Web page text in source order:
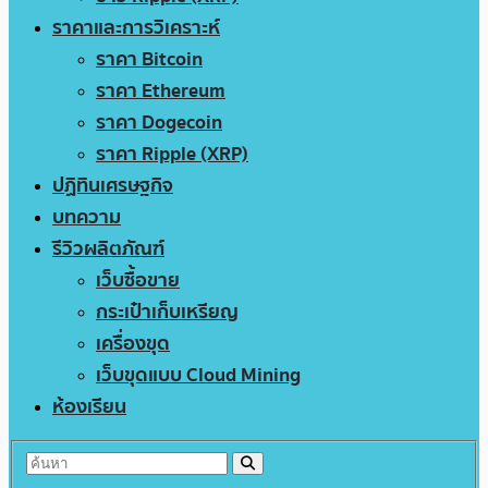
ราคาและการวิเคราะห์
ราคา Bitcoin
ราคา Ethereum
ราคา Dogecoin
ราคา Ripple (XRP)
ปฏิทินเศรษฐกิจ
บทความ
รีวิวผลิตภัณฑ์
เว็บซื้อขาย
กระเป๋าเก็บเหรียญ
เครื่องขุด
เว็บขุดแบบ Cloud Mining
ห้องเรียน